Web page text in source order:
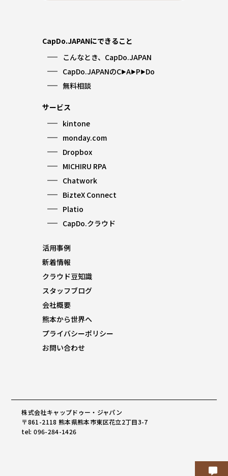
CapDo.JAPANにできること
こんなとき、CapDo.JAPAN
CapDo.JAPANのC▶︎A▶︎P▶︎Do
無料相談
サービス
kintone
monday.com
Dropbox
MICHIRU RPA
Chatwork
BizteX Connect
Platio
CapDo.クラウド
活用事例
新着情報
クラウド豆知識
スタッフブログ
会社概要
熊本から世界へ
プライバシーポリシー
お問い合わせ
株式会社キャップドゥー・ジャパン
〒861-2118 熊本県熊本市東区花立2丁目3-7
tel: 096-284-1426